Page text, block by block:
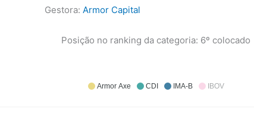
Gestora:Armor Capital
Posição no ranking da categoria: 6º colocado
Armor Axe CDI IMA-B IBOV